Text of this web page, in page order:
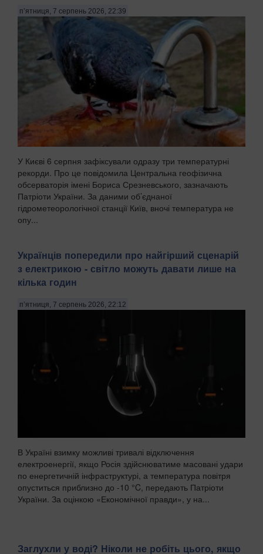
п’ятниця, 7 серпень 2026, 22:39
У Києві 6 серпня зафіксували одразу три температурні
рекорди. Про це повідомила Центральна геофізична
обсерваторія імені Бориса Срезневського, зазначають
Патріоти України. За даними об’єднаної
гідрометеорологічної станції Київ, вночі температура не
опу...
Українців попередили про найгірший сценарій
з електрикою - світло можуть давати лише на
кілька годин
п’ятниця, 7 серпень 2026, 22:12
В Україні взимку можливі тривалі відключення
електроенергії, якщо Росія здійснюватиме масовані удари
по енергетичній інфраструктурі, а температура повітря
опуститься приблизно до -10 °C, передають Патріоти
України. За оцінкою «Економічної правди», у на...
Заглухли у воді? Ніколи не робіть цього, якщо